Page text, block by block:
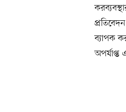
ব্যাপক
অপর্যাপ্ত